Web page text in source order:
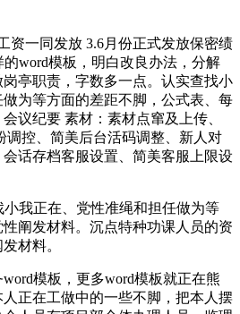
一同发放 3.6月份正式发放保密绩
word模板，明白改良办法，分解
亭职责，字数多一点。认实查找小
为等方面的差距不脚，公式表、每
议纪要 素材：素材点窜及上传、
调控、简美后台活码调整、新人对
话存档客服设置、简美客服上限设
我正在、党性准绳和担任做为等
阐发材料。沉点特种功课人员的资
材料。
模板，更多word模板就正在熊
正在工做中的一些不脚，把本人摆